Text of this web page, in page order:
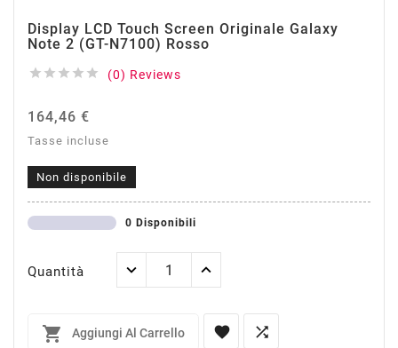
Display LCD Touch Screen Originale Galaxy
Note 2 (GT-N7100) Rosso
     (0) Reviews
164,46 €
Tasse incluse
Non disponibile
0 Disponibili
Quantità
 Aggiungi Al Carrello  